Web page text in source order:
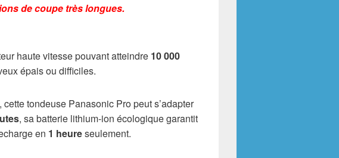
de coupe très longues.
haute vitesse pouvant atteindre 10 000
épais ou difficiles.
tondeuse Panasonic Pro peut s’adapter
, sa batterie lithium-ion écologique garantit
en 1 heureseulement.